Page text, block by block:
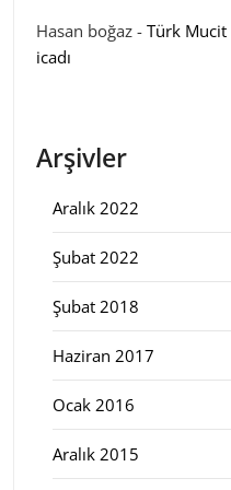
Hasan boğaz- Türk Mucit
icadı
Arşivler
Aralık 2022
Şubat 2022
Şubat 2018
Haziran 2017
Ocak 2016
Aralık 2015